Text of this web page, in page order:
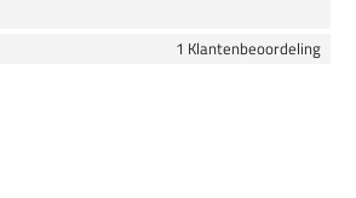
1 Klantenbeoordeling